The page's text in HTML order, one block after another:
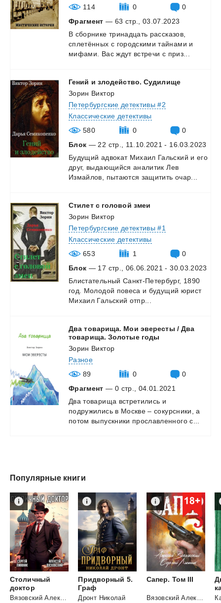
114
0
0
Фрагмент — 63 стр., 03.07.2023
В сборнике тринадцать рассказов,
сплетённых с городскими тайнами и
мифами.
Вас ждут встречи с приз...
Гений и злодейство. Судилище
Зорин Виктор
Петербургские детективы #2
Классические детективы
580
0
0
Блок — 22 стр., 11.10.2021 - 16.03.2023
Будущий адвокат Михаил Гальский и его
друг, выдающийся аналитик Лев
Измайлов,
пытаются защитить очар...
Стилет с головой змеи
Зорин Виктор
Петербургские детективы #1
Классические детективы
653
1
0
Блок — 17 стр., 06.06.2021 - 30.03.2023
Блистательный Санкт-Петербург, 1890
год.
Молодой повеса и будущий юрист
Михаил Гальский отпр...
Два товарища. Мои эвересты / Два
товарища. Золотые годы
Зорин Виктор
Разное
89
0
0
Фрагмент — 0 стр., 04.01.2021
Два товарища встретились и
подружились в Москве – сокурсники,
а
потом выпускники прославленного с...
Популярные книги
Столичный
доктор
Вязовский Алексей
Придворный 5.
Граф
Дронт Николай
Сапер. Том III